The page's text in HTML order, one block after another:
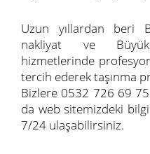
Uzun yıllardan beri
nakliyat ve
hizmetlerinde
tercih ederek taşınma
Bizlere 0532 726 69
da web sitemizdeki
7/24 ulaşabilirsiniz.